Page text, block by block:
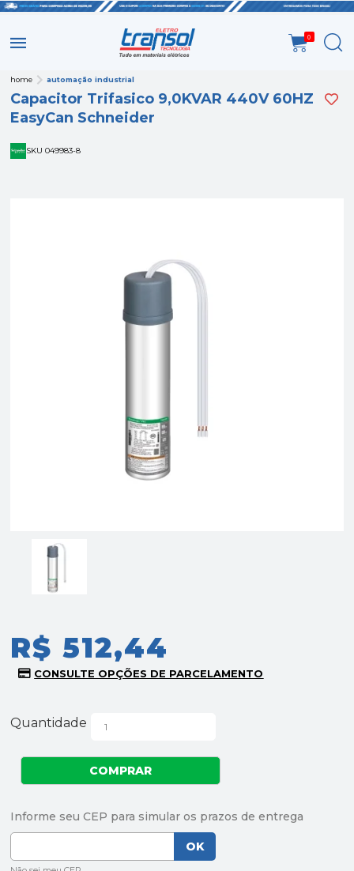
0
home automação industrial
Capacitor Trifasico 9,0KVAR 440V 60HZ
EasyCan Schneider
SKU 049983-8
R$ 512,44
Quantidade